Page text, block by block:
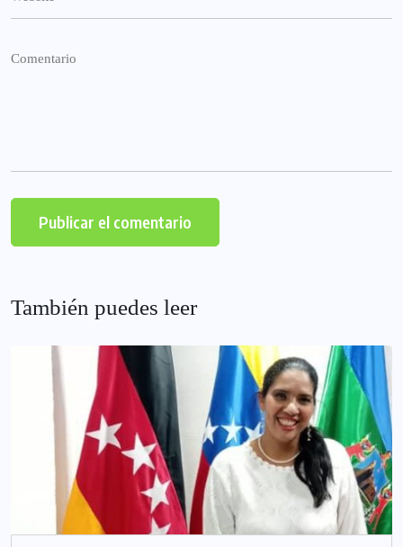
También puedes leer